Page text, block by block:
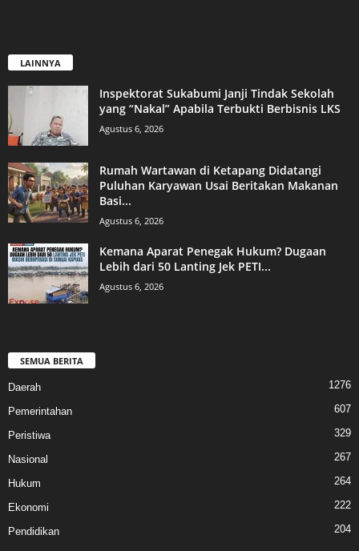
LAINNYA
Inspektorat Sukabumi Janji Tindak Sekolah
yang “Nakal” Apabila Terbukti Berbisnis LKS
Agustus 6, 2026
Rumah Wartawan di Ketapang Didatangi
Puluhan Karyawan Usai Beritakan Makanan
Basi...
Agustus 6, 2026
Kemana Aparat Penegak Hukum? Dugaan
Lebih dari 50 Lanting Jek PETI...
Agustus 6, 2026
SEMUA BERITA
Daerah 1276
Pemerintahan 607
Peristiwa 329
Nasional 267
Hukum 264
Ekonomi 222
Pendidikan 204